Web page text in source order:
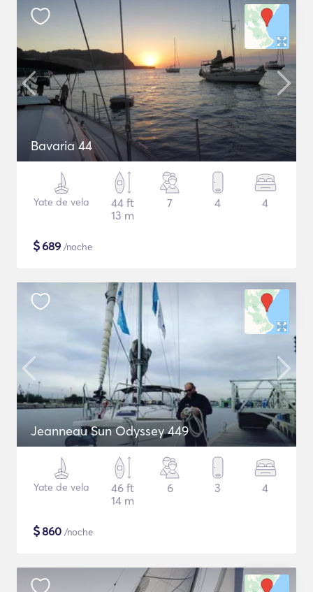
Bavaria 44
Yate de vela
44 ft
13 m
7 4 4
$689 /noche
Jeanneau Sun Odyssey 449
Yate de vela
46 ft
14 m
6 3 4
$860 /noche